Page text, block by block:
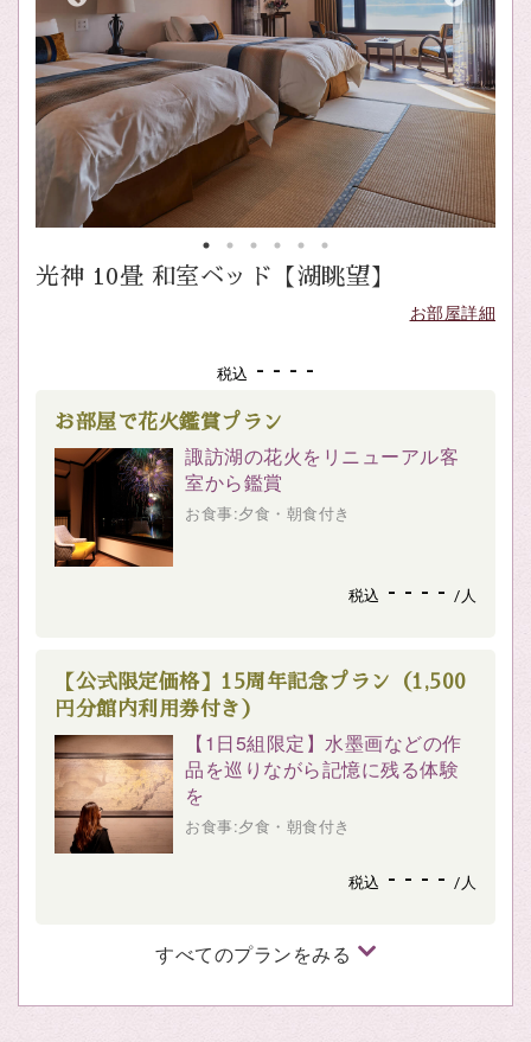
光神 10畳 和室ベッド【湖眺望】
お部屋詳細
税込 - - - -
お部屋で花火鑑賞プラン
諏訪湖の花火をリニューアル客
室から鑑賞
お食事:夕食・朝食付き
税込 - - - - /人
【公式限定価格】15周年記念プラン（1,500
円分館内利用券付き）
【1日5組限定】水墨画などの作
品を巡りながら記憶に残る体験
を
お食事:夕食・朝食付き
税込 - - - - /人
すべてのプランをみる